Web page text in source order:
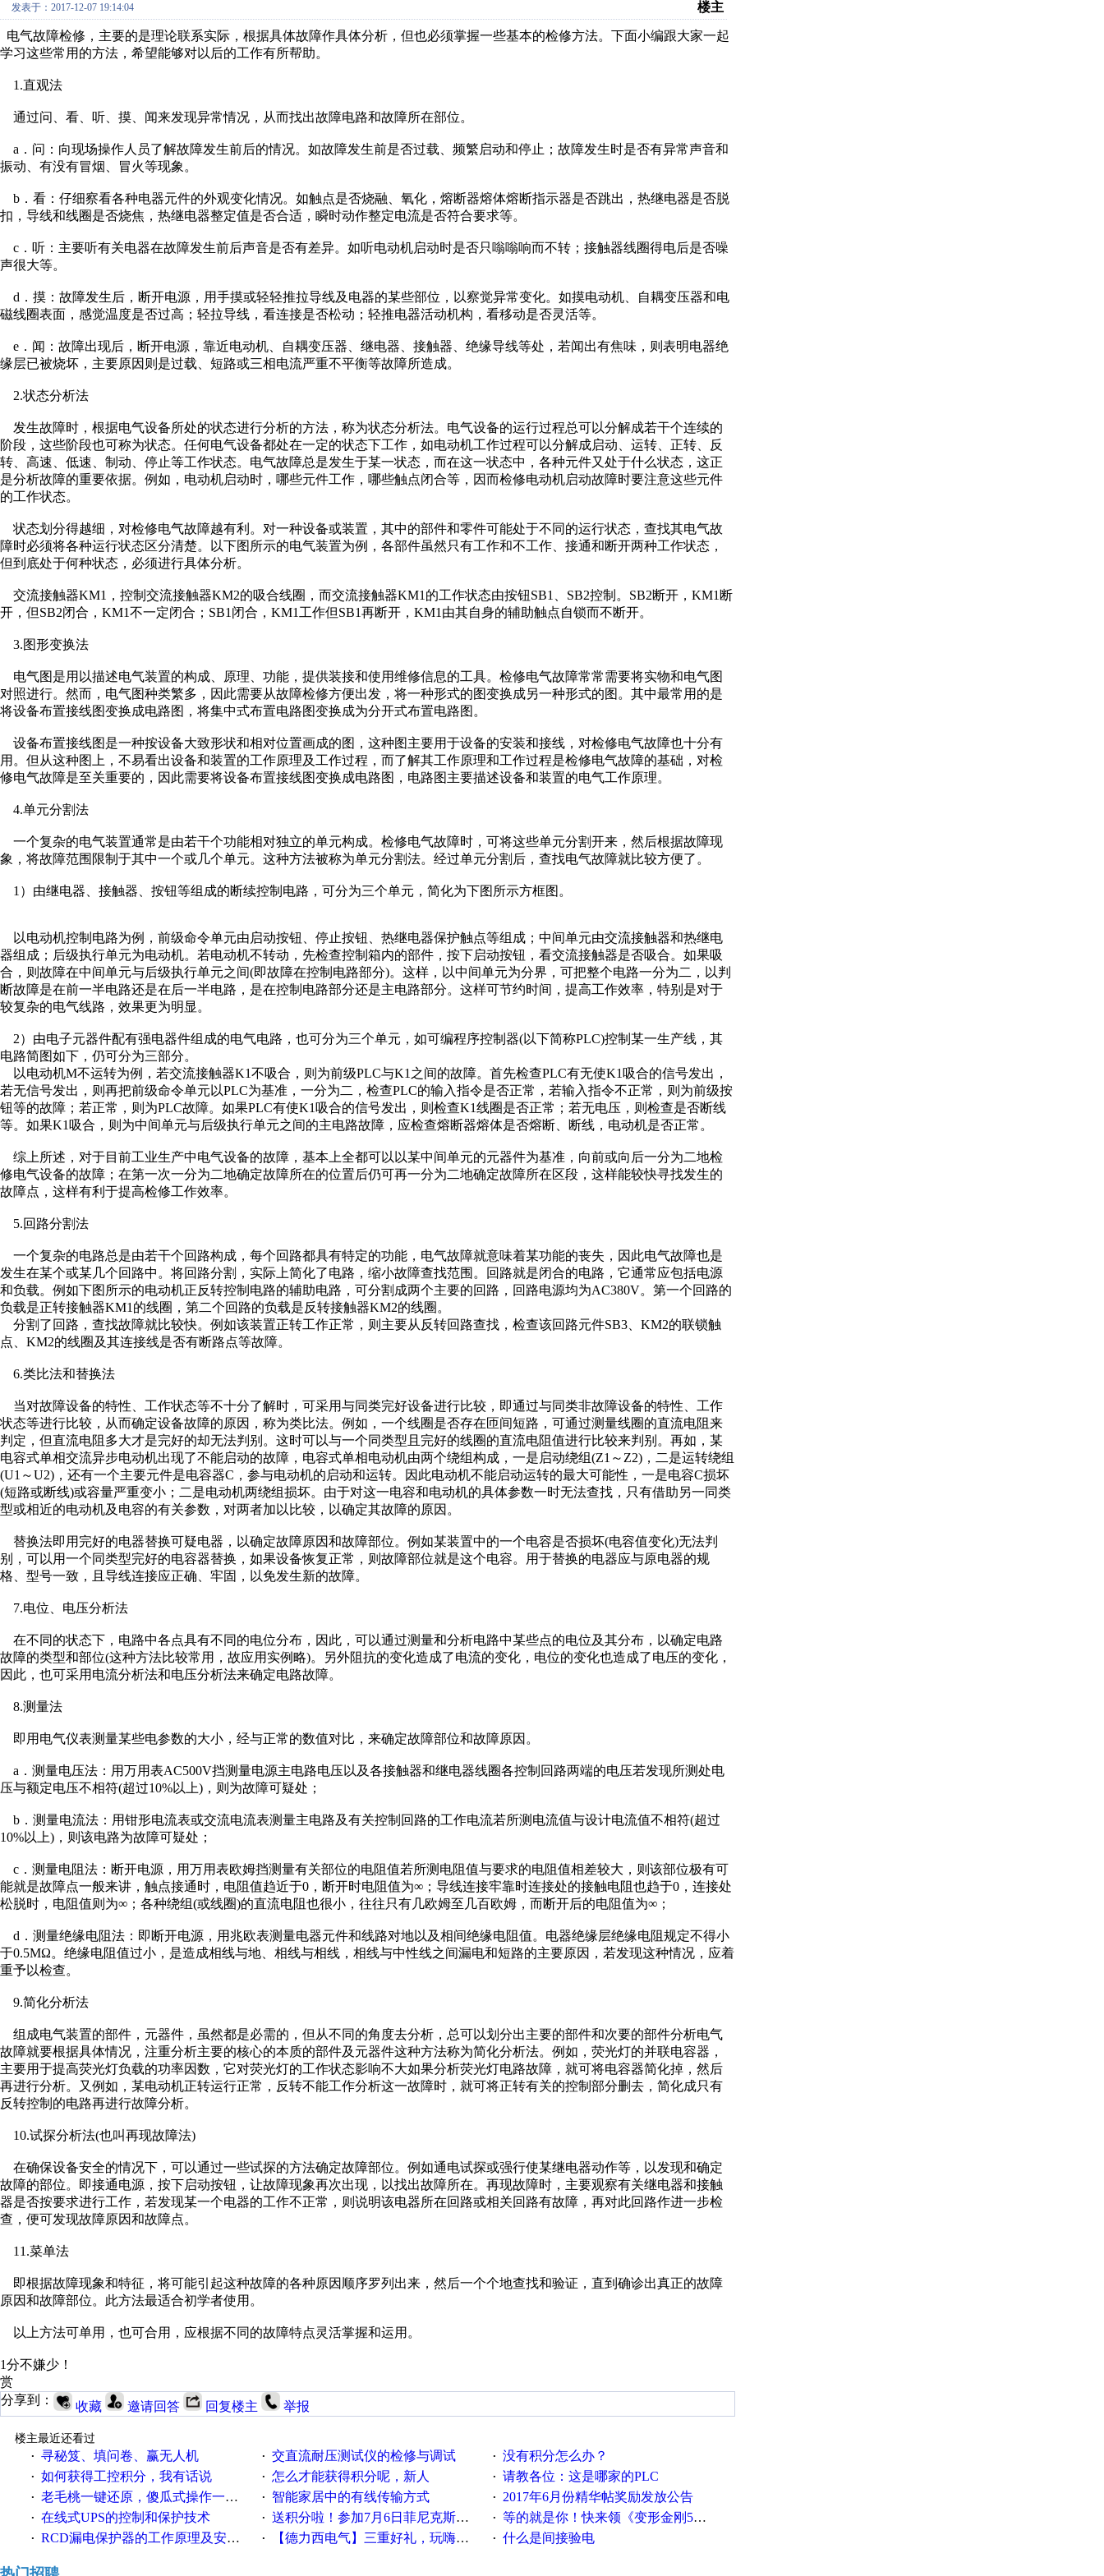
发表于：2017-12-07 19:14:04 楼主
电气故障检修，主要的是理论联系实际，根据具体故障作具体分析，但也必须掌握一些基本的检修方法。下面小编跟大家一起
学习这些常用的方法，希望能够对以后的工作有所帮助。
1.直观法
通过问、看、听、摸、闻来发现异常情况，从而找出故障电路和故障所在部位。
a．问：向现场操作人员了解故障发生前后的情况。如故障发生前是否过载、频繁启动和停止；故障发生时是否有异常声音和
振动、有没有冒烟、冒火等现象。
b．看：仔细察看各种电器元件的外观变化情况。如触点是否烧融、氧化，熔断器熔体熔断指示器是否跳出，热继电器是否脱
扣，导线和线圈是否烧焦，热继电器整定值是否合适，瞬时动作整定电流是否符合要求等。
c．听：主要听有关电器在故障发生前后声音是否有差异。如听电动机启动时是否只嗡嗡响而不转；接触器线圈得电后是否噪
声很大等。
d．摸：故障发生后，断开电源，用手摸或轻轻推拉导线及电器的某些部位，以察觉异常变化。如摸电动机、自耦变压器和电
磁线圈表面，感觉温度是否过高；轻拉导线，看连接是否松动；轻推电器活动机构，看移动是否灵活等。
e．闻：故障出现后，断开电源，靠近电动机、自耦变压器、继电器、接触器、绝缘导线等处，若闻出有焦味，则表明电器绝
缘层已被烧坏，主要原因则是过载、短路或三相电流严重不平衡等故障所造成。
2.状态分析法
发生故障时，根据电气设备所处的状态进行分析的方法，称为状态分析法。电气设备的运行过程总可以分解成若干个连续的
阶段，这些阶段也可称为状态。任何电气设备都处在一定的状态下工作，如电动机工作过程可以分解成启动、运转、正转、反
转、高速、低速、制动、停止等工作状态。电气故障总是发生于某一状态，而在这一状态中，各种元件又处于什么状态，这正
是分析故障的重要依据。例如，电动机启动时，哪些元件工作，哪些触点闭合等，因而检修电动机启动故障时要注意这些元件
的工作状态。
状态划分得越细，对检修电气故障越有利。对一种设备或装置，其中的部件和零件可能处于不同的运行状态，查找其电气故
障时必须将各种运行状态区分清楚。以下图所示的电气装置为例，各部件虽然只有工作和不工作、接通和断开两种工作状态，
但到底处于何种状态，必须进行具体分析。
交流接触器KM1，控制交流接触器KM2的吸合线圈，而交流接触器KM1的工作状态由按钮SB1、SB2控制。SB2断开，KM1断
开，但SB2闭合，KM1不一定闭合；SB1闭合，KM1工作但SB1再断开，KM1由其自身的辅助触点自锁而不断开。
3.图形变换法
电气图是用以描述电气装置的构成、原理、功能，提供装接和使用维修信息的工具。检修电气故障常常需要将实物和电气图
对照进行。然而，电气图种类繁多，因此需要从故障检修方便出发，将一种形式的图变换成另一种形式的图。其中最常用的是
将设备布置接线图变换成电路图，将集中式布置电路图变换成为分开式布置电路图。
设备布置接线图是一种按设备大致形状和相对位置画成的图，这种图主要用于设备的安装和接线，对检修电气故障也十分有
用。但从这种图上，不易看出设备和装置的工作原理及工作过程，而了解其工作原理和工作过程是检修电气故障的基础，对检
修电气故障是至关重要的，因此需要将设备布置接线图变换成电路图，电路图主要描述设备和装置的电气工作原理。
4.单元分割法
一个复杂的电气装置通常是由若干个功能相对独立的单元构成。检修电气故障时，可将这些单元分割开来，然后根据故障现
象，将故障范围限制于其中一个或几个单元。这种方法被称为单元分割法。经过单元分割后，查找电气故障就比较方便了。
1）由继电器、接触器、按钮等组成的断续控制电路，可分为三个单元，简化为下图所示方框图。
以电动机控制电路为例，前级命令单元由启动按钮、停止按钮、热继电器保护触点等组成；中间单元由交流接触器和热继电
器组成；后级执行单元为电动机。若电动机不转动，先检查控制箱内的部件，按下启动按钮，看交流接触器是否吸合。如果吸
合，则故障在中间单元与后级执行单元之间(即故障在控制电路部分)。这样，以中间单元为分界，可把整个电路一分为二，以判
断故障是在前一半电路还是在后一半电路，是在控制电路部分还是主电路部分。这样可节约时间，提高工作效率，特别是对于
较复杂的电气线路，效果更为明显。
2）由电子元器件配有强电器件组成的电气电路，也可分为三个单元，如可编程序控制器(以下简称PLC)控制某一生产线，其
电路简图如下，仍可分为三部分。
以电动机M不运转为例，若交流接触器K1不吸合，则为前级PLC与K1之间的故障。首先检查PLC有无使K1吸合的信号发出，
若无信号发出，则再把前级命令单元以PLC为基准，一分为二，检查PLC的输入指令是否正常，若输入指令不正常，则为前级按
钮等的故障；若正常，则为PLC故障。如果PLC有使K1吸合的信号发出，则检查K1线圈是否正常；若无电压，则检查是否断线
等。如果K1吸合，则为中间单元与后级执行单元之间的主电路故障，应检查熔断器熔体是否熔断、断线，电动机是否正常。
综上所述，对于目前工业生产中电气设备的故障，基本上全都可以以某中间单元的元器件为基准，向前或向后一分为二地检
修电气设备的故障；在第一次一分为二地确定故障所在的位置后仍可再一分为二地确定故障所在区段，这样能较快寻找发生的
故障点，这样有利于提高检修工作效率。
5.回路分割法
一个复杂的电路总是由若干个回路构成，每个回路都具有特定的功能，电气故障就意味着某功能的丧失，因此电气故障也是
发生在某个或某几个回路中。将回路分割，实际上简化了电路，缩小故障查找范围。回路就是闭合的电路，它通常应包括电源
和负载。例如下图所示的电动机正反转控制电路的辅助电路，可分割成两个主要的回路，回路电源均为AC380V。第一个回路的
负载是正转接触器KM1的线圈，第二个回路的负载是反转接触器KM2的线圈。
分割了回路，查找故障就比较快。例如该装置正转工作正常，则主要从反转回路查找，检查该回路元件SB3、KM2的联锁触
点、KM2的线圈及其连接线是否有断路点等故障。
6.类比法和替换法
当对故障设备的特性、工作状态等不十分了解时，可采用与同类完好设备进行比较，即通过与同类非故障设备的特性、工作
状态等进行比较，从而确定设备故障的原因，称为类比法。例如，一个线圈是否存在匝间短路，可通过测量线圈的直流电阻来
判定，但直流电阻多大才是完好的却无法判别。这时可以与一个同类型且完好的线圈的直流电阻值进行比较来判别。再如，某
电容式单相交流异步电动机出现了不能启动的故障，电容式单相电动机由两个绕组构成，一是启动绕组(Z1～Z2)，二是运转绕组
(U1～U2)，还有一个主要元件是电容器C，参与电动机的启动和运转。因此电动机不能启动运转的最大可能性，一是电容C损坏
(短路或断线)或容量严重变小；二是电动机两绕组损坏。由于对这一电容和电动机的具体参数一时无法查找，只有借助另一同类
型或相近的电动机及电容的有关参数，对两者加以比较，以确定其故障的原因。
替换法即用完好的电器替换可疑电器，以确定故障原因和故障部位。例如某装置中的一个电容是否损坏(电容值变化)无法判
别，可以用一个同类型完好的电容器替换，如果设备恢复正常，则故障部位就是这个电容。用于替换的电器应与原电器的规
格、型号一致，且导线连接应正确、牢固，以免发生新的故障。
7.电位、电压分析法
在不同的状态下，电路中各点具有不同的电位分布，因此，可以通过测量和分析电路中某些点的电位及其分布，以确定电路
故障的类型和部位(这种方法比较常用，故应用实例略)。另外阻抗的变化造成了电流的变化，电位的变化也造成了电压的变化，
因此，也可采用电流分析法和电压分析法来确定电路故障。
8.测量法
即用电气仪表测量某些电参数的大小，经与正常的数值对比，来确定故障部位和故障原因。
a．测量电压法：用万用表AC500V挡测量电源主电路电压以及各接触器和继电器线圈各控制回路两端的电压若发现所测处电
压与额定电压不相符(超过10%以上)，则为故障可疑处；
b．测量电流法：用钳形电流表或交流电流表测量主电路及有关控制回路的工作电流若所测电流值与设计电流值不相符(超过
10%以上)，则该电路为故障可疑处；
c．测量电阻法：断开电源，用万用表欧姆挡测量有关部位的电阻值若所测电阻值与要求的电阻值相差较大，则该部位极有可
能就是故障点一般来讲，触点接通时，电阻值趋近于0，断开时电阻值为∞；导线连接牢靠时连接处的接触电阻也趋于0，连接处
松脱时，电阻值则为∞；各种绕组(或线圈)的直流电阻也很小，往往只有几欧姆至几百欧姆，而断开后的电阻值为∞；
d．测量绝缘电阻法：即断开电源，用兆欧表测量电器元件和线路对地以及相间绝缘电阻值。电器绝缘层绝缘电阻规定不得小
于0.5MΩ。绝缘电阻值过小，是造成相线与地、相线与相线，相线与中性线之间漏电和短路的主要原因，若发现这种情况，应着
重予以检查。
9.简化分析法
组成电气装置的部件，元器件，虽然都是必需的，但从不同的角度去分析，总可以划分出主要的部件和次要的部件分析电气
故障就要根据具体情况，注重分析主要的核心的本质的部件及元器件这种方法称为简化分析法。例如，荧光灯的并联电容器，
主要用于提高荧光灯负载的功率因数，它对荧光灯的工作状态影响不大如果分析荧光灯电路故障，就可将电容器简化掉，然后
再进行分析。又例如，某电动机正转运行正常，反转不能工作分析这一故障时，就可将正转有关的控制部分删去，简化成只有
反转控制的电路再进行故障分析。
10.试探分析法(也叫再现故障法)
在确保设备安全的情况下，可以通过一些试探的方法确定故障部位。例如通电试探或强行使某继电器动作等，以发现和确定
故障的部位。即接通电源，按下启动按钮，让故障现象再次出现，以找出故障所在。再现故障时，主要观察有关继电器和接触
器是否按要求进行工作，若发现某一个电器的工作不正常，则说明该电器所在回路或相关回路有故障，再对此回路作进一步检
查，便可发现故障原因和故障点。
11.菜单法
即根据故障现象和特征，将可能引起这种故障的各种原因顺序罗列出来，然后一个个地查找和验证，直到确诊出真正的故障
原因和故障部位。此方法最适合初学者使用。
以上方法可单用，也可合用，应根据不同的故障特点灵活掌握和运用。
1分不嫌少！
赏
分享到：
收藏 邀请回答 回复楼主 举报
楼主最近还看过
· 寻秘笈、填问卷、赢无人机 · 交直流耐压测试仪的检修与调试 · 没有积分怎么办？
· 如何获得工控积分，我有话说 · 怎么才能获得积分呢，新人 · 请教各位：这是哪家的PLC
· 老毛桃一键还原，傻瓜式操作一键轻松备份还原；程序为向导式安装，一键即可实现自动备份或还原系统。 · 智能家居中的有线传输方式 · 2017年6月份精华帖奖励发放公告
· 在线式UPS的控制和保护技术 · 送积分啦！参加7月6日菲尼克斯在线研讨会即得 · 等的就是你！快来领《变形金刚5》观影券
· RCD漏电保护器的工作原理及安装要点 · 【德力西电气】三重好礼，玩嗨夏日！ · 什么是间接验电